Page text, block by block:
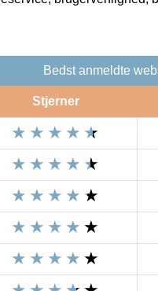
Bedst anmeldte
Stjerner